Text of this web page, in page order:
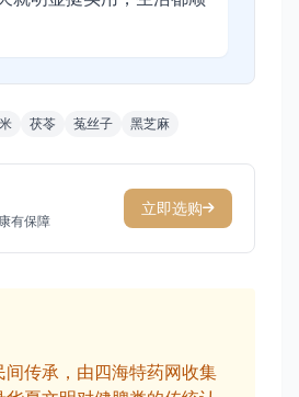
茯苓 菟丝子 黑芝麻
有保障
立即选购
间传承，由四海特药网收集